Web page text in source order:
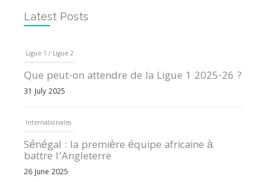
Latest Posts
Ligue 1 / Ligue 2
Que peut-on attendre de la Ligue 1 2025-26 ?
31 July 2025
Internationales
Sénégal : la première équipe africaine à
battre l’Angleterre
26 June 2025